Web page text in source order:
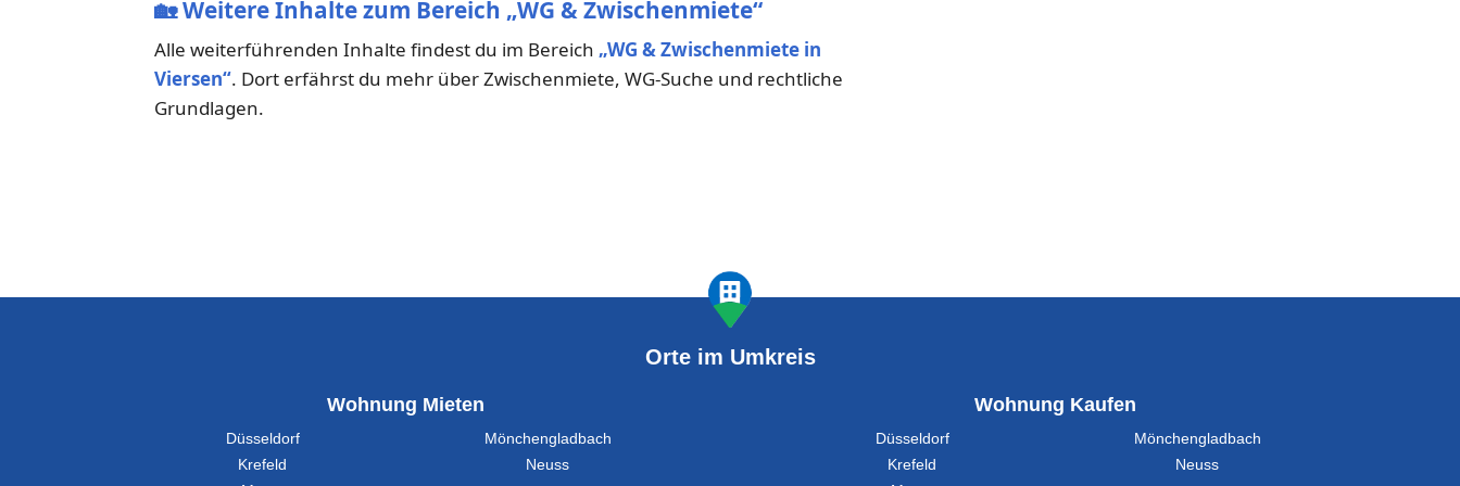
🏡Weitere Inhalte zum Bereich „WG & Zwischenmiete“
Alle weiterführenden Inhalte findest du im Bereich „WG & Zwischenmiete in
Viersen“. Dort erfährst du mehr über Zwischenmiete, WG-Suche und rechtliche
Grundlagen.
Orte im Umkreis
Wohnung Mieten
Düsseldorf
Mönchengladbach
Krefeld
Neuss
Wohnung Kaufen
Düsseldorf
Mönchengladbach
Krefeld
Neuss